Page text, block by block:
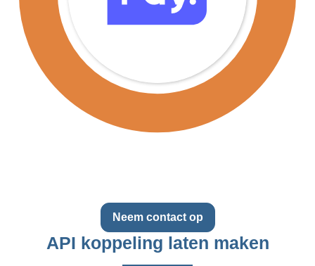
Neem contact op
API koppeling laten maken